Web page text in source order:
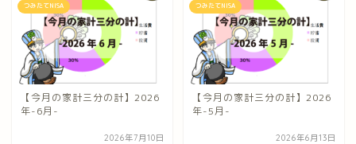
つみたてNISA
【今月の家計三分の計】2026
年-6月-
2026年7月10日
つみたてNISA
【今月の家計三分の計】2026
年-5月-
2026年6月13日